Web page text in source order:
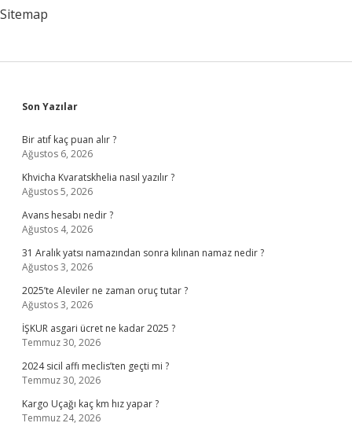
Sitemap
Sidebar
Son Yazılar
Bir atıf kaç puan alır ?
Ağustos 6, 2026
Khvicha Kvaratskhelia nasıl yazılır ?
Ağustos 5, 2026
Avans hesabı nedir ?
Ağustos 4, 2026
31 Aralık yatsı namazından sonra kılınan namaz nedir ?
Ağustos 3, 2026
2025’te Aleviler ne zaman oruç tutar ?
Ağustos 3, 2026
İŞKUR asgari ücret ne kadar 2025 ?
Temmuz 30, 2026
2024 sicil affı meclis’ten geçti mi ?
Temmuz 30, 2026
Kargo Uçağı kaç km hız yapar ?
Temmuz 24, 2026